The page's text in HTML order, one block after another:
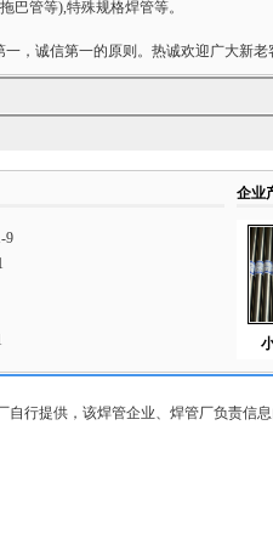
巴管等),特殊规格焊管等。
诚信第一的原则。热诚欢迎广大新老
企业
9
自行提供，该焊管企业、焊管厂负责信